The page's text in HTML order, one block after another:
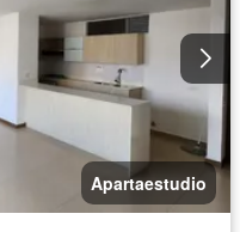
Apartaestudio